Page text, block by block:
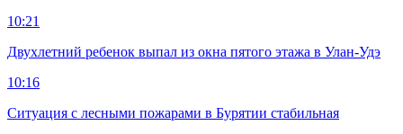
10:21
Двухлетний ребенок выпал из окна пятого этажа в Улан-Удэ
10:16
Ситуация с лесными пожарами в Бурятии стабильная